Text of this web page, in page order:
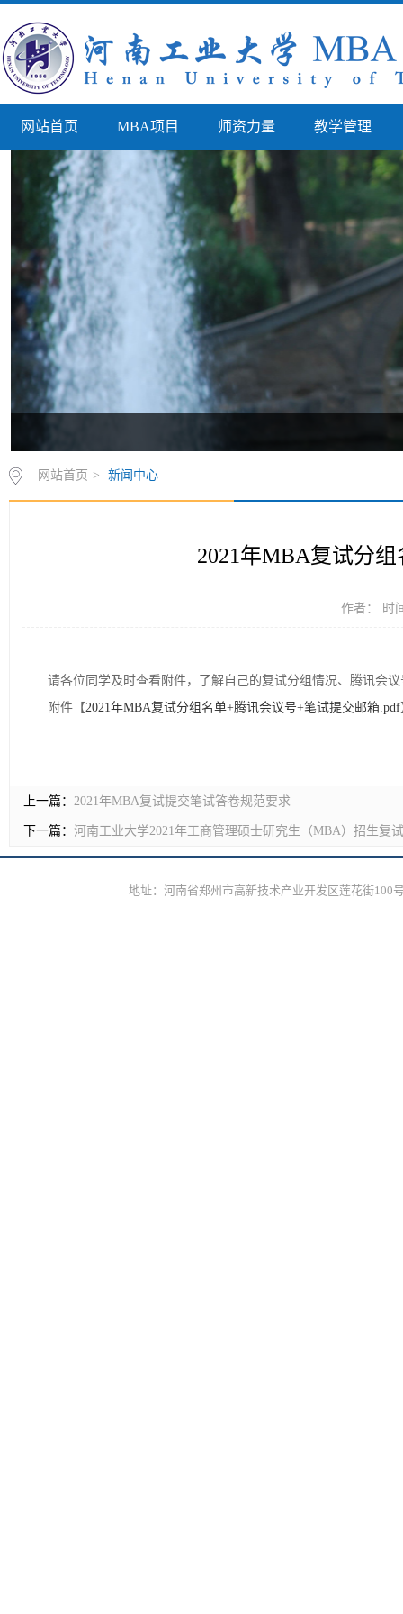
网站首页 MBA项目 师资力量 教学管理
网站首页 > 新闻中心
2021年MBA复试分
作者： 时
请各位同学及时查看附件，了解自己的复试分组情况、腾讯会
附件【2021年MBA复试分组名单+腾讯会议号+笔试提交邮箱.pdf
上一篇： 2021年MBA复试提交笔试答卷规范要求
下一篇： 河南工业大学2021年工商管理硕士研究生（MBA）招生复
地址：河南省郑州市高新技术产业开发区莲花街100